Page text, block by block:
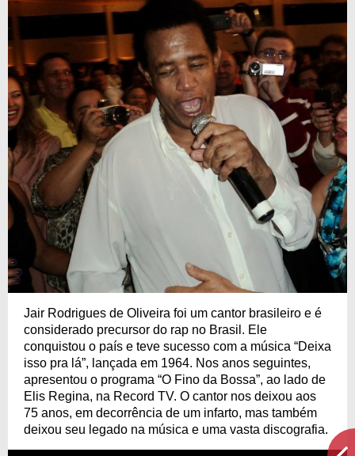
Jair Rodrigues de Oliveira foi um cantor brasileiro e é
considerado precursor do rap no Brasil. Ele
conquistou o país e teve sucesso com a música “Deixa
isso pra lá”, lançada em 1964. Nos anos seguintes,
apresentou o programa “O Fino da Bossa”, ao lado de
Elis Regina, na Record TV. O cantor nos deixou aos
75 anos, em decorrência de um infarto, mas também
deixou seu legado na música e uma vasta discografia.